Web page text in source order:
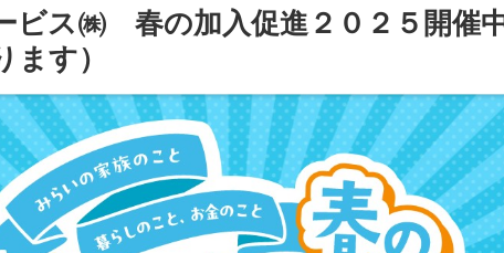
ビス㈱ 春の加入促進２０２５開催
す）